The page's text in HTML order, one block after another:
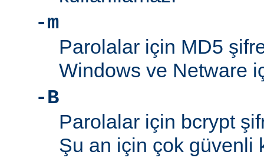
-m
Parolalar için MD5
Windows ve Netware
-B
Parolalar için bcrypt
Şu an için çok güvenli